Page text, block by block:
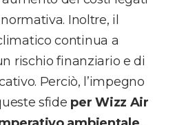
Inoltre, il
continua a
rischio finanziario e di
Perciò, l’impegno
sfide per Wizz Air